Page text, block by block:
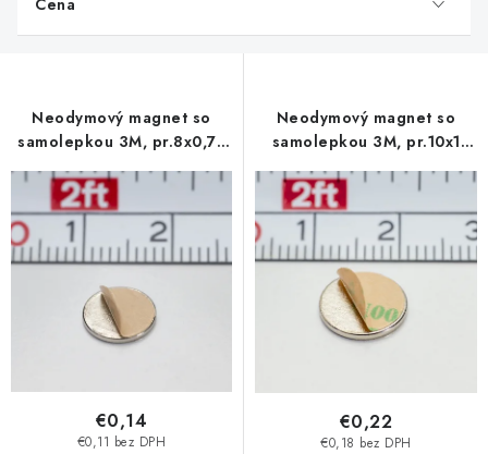
s
o
d
k
t
Cena
Neodymový magnet so
samolepkou 3M, pr.8x0,75
mm, hrúbka samolepky
0,06 mm
€0,11 bez DPH
€0,14
Neodymový magnet so
samolepkou 3M, pr.10x1
mm, hrúbka samolepky
0,06 mm
€0,18 bez DPH
€0,22